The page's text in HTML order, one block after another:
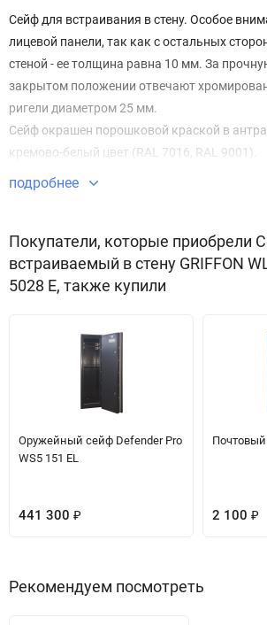
Сейф для встраивания в стену. Особое
лицевой панели, так как с остальных
стеной - ее толщина равна 10 мм. За
закрытом положении отвечают
ригели диаметром 25 мм.
Сейф окрашен порошковой краской в
кремово-белый цвет (RAL 7016, RAL 9001).
Особенности конструкции:
надежного крепления в нише.
Электронный замок Griffon.
Толщина лицевой панели - 10 мм
Крепление к стене при помощи
Комплектуется съемной полкой
подробнее
Покупатели, которые приобрели
встраиваемый в стену GRIFFON
5028 E, также купили
Оружейный сейф Defender Pro
WS5 151 EL
441 300 ₽ 2 100 ₽
Рекомендуем посмотреть